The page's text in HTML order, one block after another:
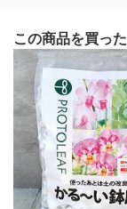
この商品を買っ